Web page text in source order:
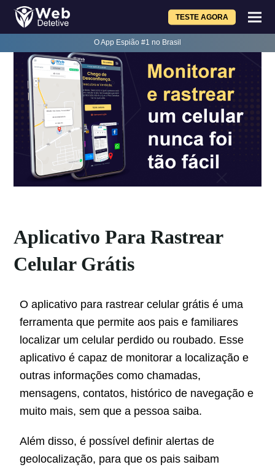
TESTE AGORA
O App Espião #1 no Brasil
Aplicativo Para Rastrear
Celular Grátis
O aplicativo para rastrear celular grátis é uma
ferramenta que permite aos pais e familiares
localizar um celular perdido ou roubado. Esse
aplicativo é capaz de monitorar a localização e
outras informações como chamadas,
mensagens, contatos, histórico de navegação e
muito mais, sem que a pessoa saiba.
Além disso, é possível definir alertas de
geolocalização, para que os pais saibam